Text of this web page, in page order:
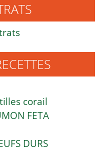
corail
FETA
DURS